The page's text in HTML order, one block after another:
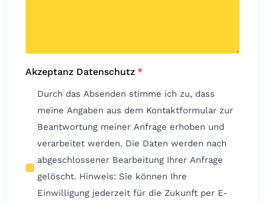
Akzeptanz Datenschutz *
Durch das Absenden stimme ich zu, dass
meine Angaben aus dem Kontaktformular zur
Beantwortung meiner Anfrage erhoben und
verarbeitet werden. Die Daten werden nach
abgeschlossener Bearbeitung Ihrer Anfrage
gelöscht. Hinweis: Sie können Ihre
Einwilligung jederzeit für die Zukunft per E-